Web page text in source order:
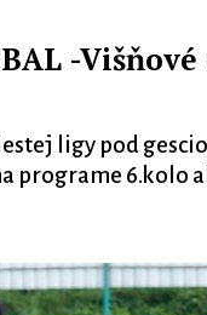
-
ligy pod
programe 6.kolo